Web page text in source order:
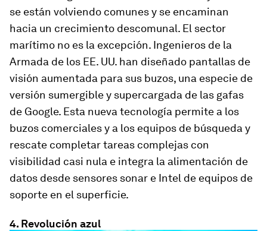
se están volviendo comunes y se encaminan
hacia un crecimiento descomunal. El sector
marítimo no es la excepción. Ingenieros de la
Armada de los EE. UU. han diseñado pantallas de
visión aumentada para sus buzos, una especie de
versión sumergible y supercargada de las gafas
de Google. Esta nueva tecnología permite a los
buzos comerciales y a los equipos de búsqueda y
rescate completar tareas complejas con
visibilidad casi nula e integra la alimentación de
datos desde sensores sonar e Intel de equipos de
soporte en el superficie.
4. Revolución azul